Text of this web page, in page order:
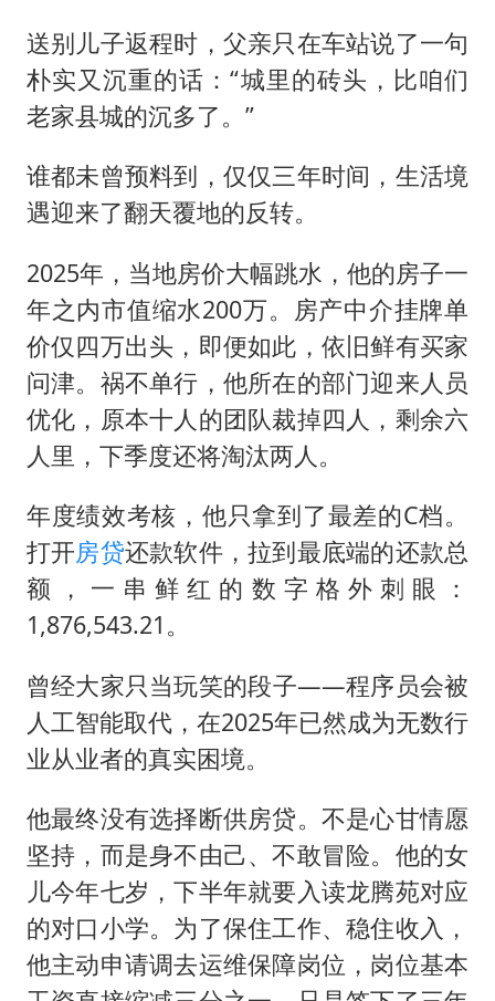
送别儿子返程时，父亲只在车站说了一句
朴实又沉重的话：“城里的砖头，比咱们
老家县城的沉多了。”
谁都未曾预料到，仅仅三年时间，生活境
遇迎来了翻天覆地的反转。
2025年，当地房价大幅跳水，他的房子一
年之内市值缩水200万。房产中介挂牌单
价仅四万出头，即便如此，依旧鲜有买家
问津。祸不单行，他所在的部门迎来人员
优化，原本十人的团队裁掉四人，剩余六
人里，下季度还将淘汰两人。
年度绩效考核，他只拿到了最差的C档。
打开房贷还款软件，拉到最底端的还款总
额，一串鲜红的数字格外刺眼：
1,876,543.21。
曾经大家只当玩笑的段子——程序员会被
人工智能取代，在2025年已然成为无数行
业从业者的真实困境。
他最终没有选择断供房贷。不是心甘情愿
坚持，而是身不由己、不敢冒险。他的女
儿今年七岁，下半年就要入读龙腾苑对应
的对口小学。为了保住工作、稳住收入，
他主动申请调去运维保障岗位，岗位基本